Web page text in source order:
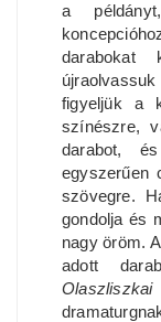
a
darabokat
figyeljük a
színészre,
darabot,
egyszerűen
szövegre.
gondolja és
nagy öröm.
adott
Olaszliszkai